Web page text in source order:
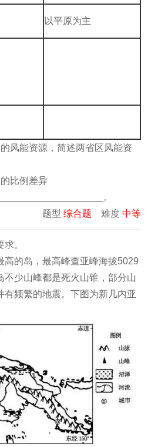
以平原为主
风能资源，简述两省区风能资
比例差异
。
题型 综合题 难度 中等
。
高的岛，最高峰查亚峰海拔5029
不少山峰都是死火山锥，部分山
有频繁的地震。下图为新几内亚